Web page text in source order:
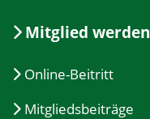
Mitglied werden
Online-Beitritt
Mitgliedsbeiträge